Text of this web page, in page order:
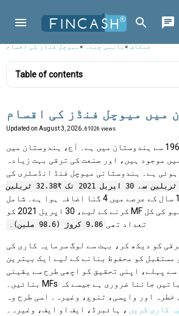
فنکاش»باہمی چندہ»میوچل فنڈز کی اقسام
Table of contents
میں میوچل فنڈز کی اقسام
Updated on August 3, 2026 , 61026 views
میوچل فنڈ انڈسٹری 1963 سے ہندوستان میں ہے۔ آج، ہندوستان میں
موجود ہیں، اور صنعت کی ترقی بہت زیادہ
اس کا مطلب ہے کہ 10 سال کے عرصے میں 4 گنا اضافہ ہوا ہے۔ شامل
کرنے کے لیے، 30 اپریل 2021 کو MF کی زبان کے مطابق فولیو کی کل
تعداد تھی 9.86 کروڑ (98.6 ملین)۔
کو دیکھ کر، بہت سے لوگ سرمایہ کاری کی
مستقبل کو محفوظ بنانے کے لیے ایک بہترین
سے پہلے، اپنی تحقیق کو اچھی طرح سے یقینی
بنائیں۔ MFs کی بنیادی باتیں جاننا ضروری ہے جیسے کہ
خطرہ اور واپسی، تنوع، وغیرہ۔ اسی طرح وہ
کاری کریں ، ہائبرڈ، ایف او ایف، وغیرہ۔